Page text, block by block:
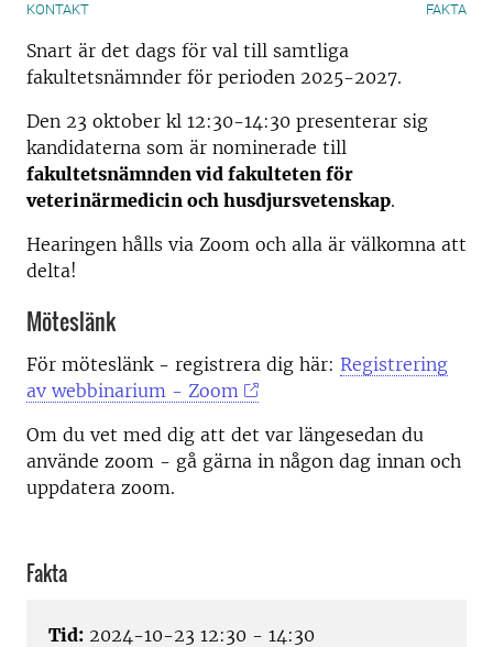
KONTAKT FAKTA
Snart är det dags för val till samtliga
fakultetsnämnder för perioden 2025-2027.
Den 23 oktober kl 12:30-14:30 presenterar sig
kandidaterna som är nominerade till
fakultetsnämnden vid fakulteten för
veterinärmedicin och husdjursvetenskap.
Hearingen hålls via Zoom och alla är välkomna att
delta!
Möteslänk
För möteslänk - registrera dig här: Registrering
av webbinarium - Zoom
Om du vet med dig att det var längesedan du
använde zoom - gå gärna in någon dag innan och
uppdatera zoom.
Fakta
Tid: 2024-10-23 12:30 - 14:30